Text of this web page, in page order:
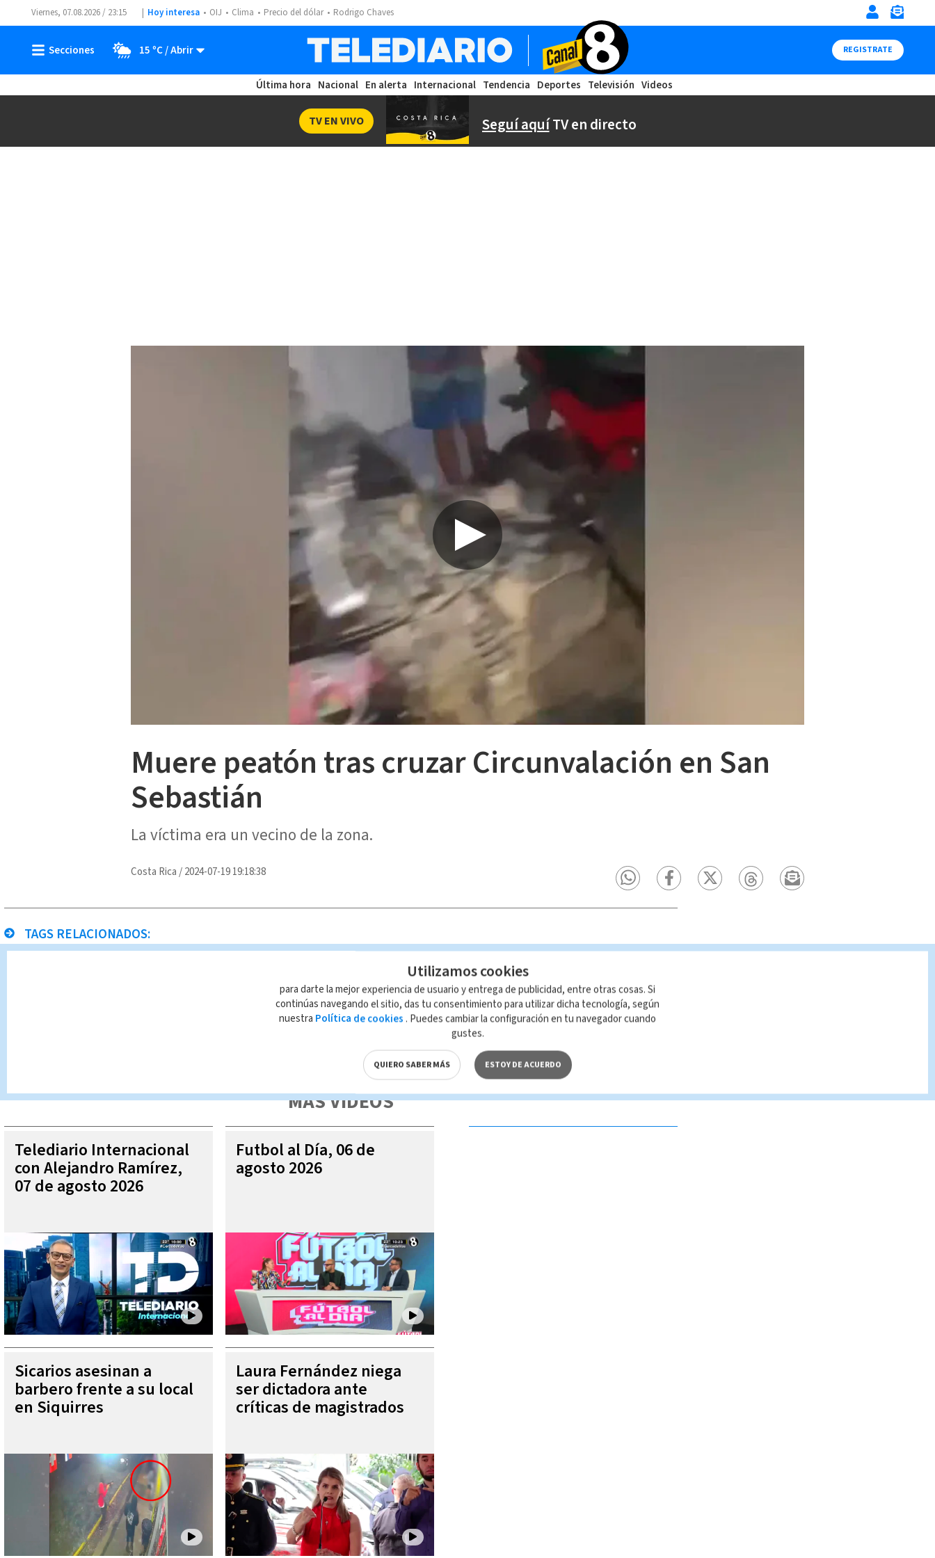
Viernes, 07.08.2026 / 23:15 Hoy interesa OIJ Clima Precio del dólar Rodrigo Chaves
15 ºC REGISTRATE
Última hora Nacional En alerta Internacional Tendencia Deportes Televisión Videos
Seguí aquíTV en directo
TV EN VIVO
Muere peatón tras cruzar Circunvalación en San
Sebastián
La víctima era un vecino de la zona.
Costa Rica /2024-07-19 19:18:38
TAGS RELACIONADOS:
Gustavo Retana Sebastián Durango
Queda prohibida la reproducción total o parcial del contenido de esta página, mismo que es propiedad de TELEDIARIO; su reproducción no
autorizada constituye una infracción y un delito de conformidad con las leyes aplicables.
MÁS VIDEOS
Telediario Internacional
con Alejandro Ramírez,
07 de agosto 2026
Futbol al Día, 06 de
agosto 2026
Sicarios asesinan a
barbero frente a su local
en Siquirres
Laura Fernández niega
ser dictadora ante
críticas de magistrados
Utilizamos cookies
para darte la mejor experiencia de usuario y entrega de publicidad, entre otras cosas. Si
continúas navegando el sitio, das tu consentimiento para utilizar dicha tecnología, según
nuestra Política de cookies . Puedes cambiar la configuración en tu navegador cuando
gustes.
QUIERO SABER MÁS ESTOY DE ACUERDO